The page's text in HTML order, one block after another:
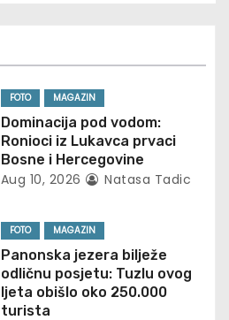
FOTO MAGAZIN
Dominacija pod vodom:
Ronioci iz Lukavca prvaci
Bosne i Hercegovine
Aug 10, 2026 Natasa Tadic
FOTO MAGAZIN
Panonska jezera bilježe
odličnu posjetu: Tuzlu ovog
ljeta obišlo oko 250.000
turista